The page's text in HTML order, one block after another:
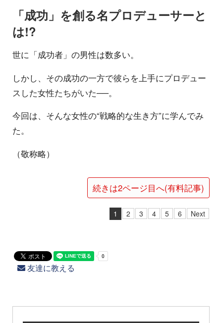
「成功」を創る名プロデューサーと
は!?
世に「成功者」の男性は数多い。
しかし、その成功の一方で彼らを上手にプロデュー
スした女性たちがいた──。
今回は、そんな女性の“戦略的な生き方”に学んでみ
た。
（敬称略）
続きは2ページ目へ(有料記事)
1 2 3 4 5 6 Next
友達に教える